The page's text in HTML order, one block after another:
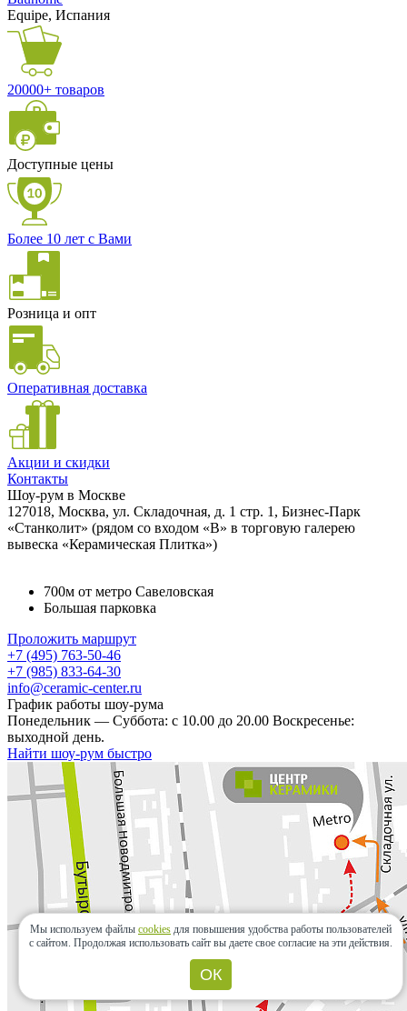
Equipe, Испания
20000+ товаров
Доступные цены
Более 10 лет с Вами
Розница и опт
Оперативная доставка
Акции и скидки
Контакты
Шоу-рум в Москве
127018, Москва, ул. Складочная, д. 1 стр. 1, Бизнес-Парк
«Станколит» (рядом со входом «B» в торговую галерею
вывеска «Керамическая Плитка»)
700м от метро Савеловская
Большая парковка
Проложить маршрут
+7 (495) 763-50-46
+7 (985) 833-64-30
info@ceramic-center.ru
График работы шоу-рума
Понедельник — Суббота: с 10.00 до 20.00 Воскресенье:
выходной день.
Найти шоу-рум быстро
Мы используем файлы cookies для повышения удобства работы пользователей
с сайтом. Продолжая использовать сайт вы даете свое согласие на эти действия.
ОК